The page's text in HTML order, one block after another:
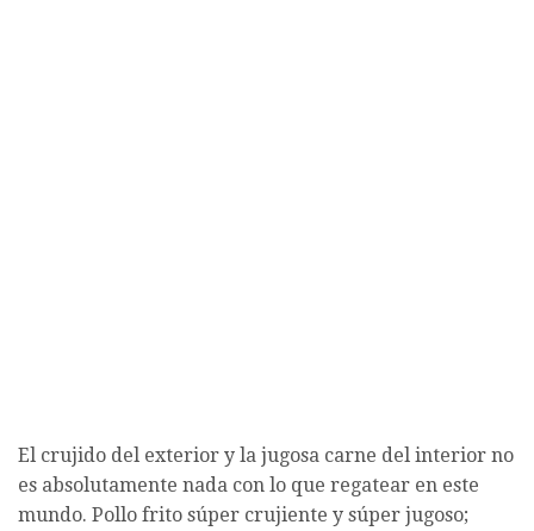
El crujido del exterior y la jugosa carne del interior no
es absolutamente nada con lo que regatear en este
mundo. Pollo frito súper crujiente y súper jugoso;